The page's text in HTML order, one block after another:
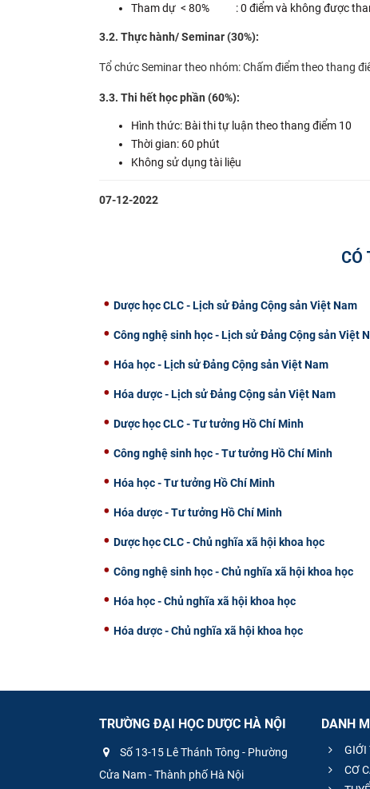
Tham dự < 80% : 0 điểm và không được
3.2. Thực hành/ Seminar (30%):
Tổ chức Seminar theo nhóm: Chấm điểm theo thang
3.3. Thi hết học phần (60%):
Hình thức: Bài thi tự luận theo thang điểm 10
Thời gian: 60 phút
Không sử dụng tài liệu
07-12-2022
CÓ
Dược học CLC - Lịch sử Đảng Cộng sản Việt Nam
Công nghệ sinh học - Lịch sử Đảng Cộng sản Việt
Hóa học - Lịch sử Đảng Cộng sản Việt Nam
Hóa dược - Lịch sử Đảng Cộng sản Việt Nam
Dược học CLC - Tư tưởng Hồ Chí Minh
Công nghệ sinh học - Tư tưởng Hồ Chí Minh
Hóa học - Tư tưởng Hồ Chí Minh
Hóa dược - Tư tưởng Hồ Chí Minh
Dược học CLC - Chủ nghĩa xã hội khoa học
Công nghệ sinh học - Chủ nghĩa xã hội khoa học
Hóa học - Chủ nghĩa xã hội khoa học
Hóa dược - Chủ nghĩa xã hội khoa học
TRƯỜNG ĐẠI HỌC DƯỢC HÀ NỘI
Số 13-15 Lê Thánh Tông - Phường
Cửa Nam - Thành phố Hà Nội
DANH
GIỚI
CƠ